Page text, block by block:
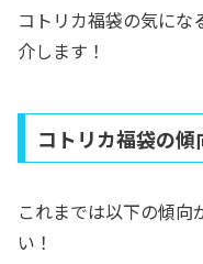
コトリカ福袋の気にな
介します！
コトリカ福袋の
これまでは以下の傾向
い！